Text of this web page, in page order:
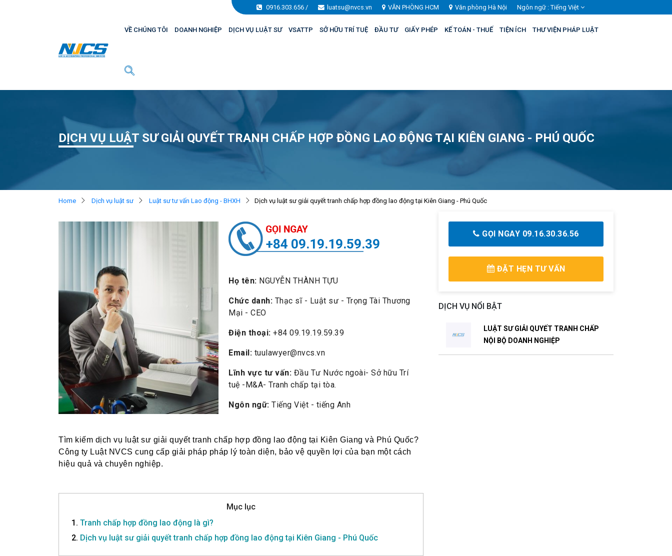
0916.303.656 / luatsu@nvcs.vn VĂN PHÒNG HCM Văn phòng Hà Nội Ngôn ngữ : Tiếng Việt
VỀ CHÚNG TÔI DOANH NGHIỆP DỊCH VỤ LUẬT SƯ VSATTP SỞ HỮU TRÍ TUỆ ĐẦU TƯ GIẤY PHÉP KẾ TOÁN - THUẾ TIỆN ÍCH THƯ VIỆN PHÁP LUẬT
DỊCH VỤ LUẬT SƯ GIẢI QUYẾT TRANH CHẤP HỢP ĐỒNG LAO ĐỘNG TẠI KIÊN GIANG - PHÚ QUỐC
Home Dịch vụ luật sư Luật sư tư vấn Lao động - BHXH Dịch vụ luật sư giải quyết tranh chấp hợp đồng lao động tại Kiên Giang - Phú Quốc
+84 09.19.19.59.39
Họ tên: NGUYỄN THÀNH TỰU
Chức danh: Thạc sĩ - Luật sư - Trọng Tài Thương
Mại - CEO
Điện thoại: +84 09.19.19.59.39
Email: tuulawyer@nvcs.vn
Lĩnh vực tư vấn: Đầu Tư Nước ngoài- Sở hữu Trí
tuệ -M&A- Tranh chấp tại tòa.
Ngôn ngữ: Tiếng Việt - tiếng Anh
Tìm kiếm dịch vụ luật sư giải quyết tranh chấp hợp đồng lao động tại Kiên Giang và Phú Quốc?
Công ty Luật NVCS cung cấp giải pháp pháp lý toàn diện, bảo vệ quyền lợi của bạn một cách
hiệu quả và chuyên nghiệp.
Mục lục
1. Tranh chấp hợp đồng lao động là gì?
2. Dịch vụ luật sư giải quyết tranh chấp hợp đồng lao động tại Kiên Giang - Phú Quốc
GỌI NGAY 09.16.30.36.56
ĐẶT HẸN TƯ VẤN
DỊCH VỤ NỔI BẬT
LUẬT SƯ GIẢI QUYẾT TRANH CHẤP
NỘI BỘ DOANH NGHIỆP